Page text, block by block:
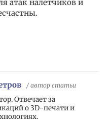
атак налетчиков и
/ автор статьи
Отвечает за
о 3D-печати и